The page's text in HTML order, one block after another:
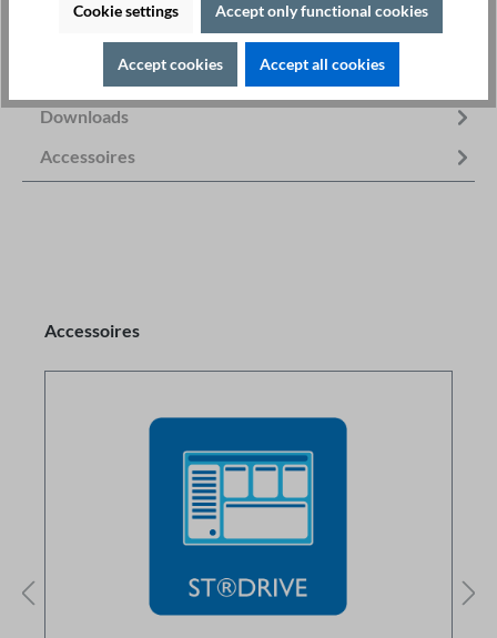
Highlights Puissance : 18.5 à 30 kW 400V Réglage en
avec convertis…
Downloads
Accessoires
Accessoires
Cookie settings Accept only functional cookies
Accept cookies Accept all cookies